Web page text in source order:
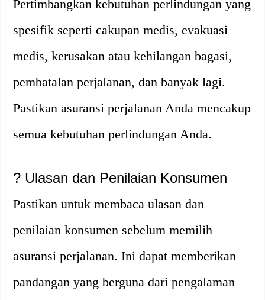
Pertimbangkan kebutuhan perlindungan yang
spesifik seperti cakupan medis, evakuasi
medis, kerusakan atau kehilangan bagasi,
pembatalan perjalanan, dan banyak lagi.
Pastikan asuransi perjalanan Anda mencakup
semua kebutuhan perlindungan Anda.
? Ulasan dan Penilaian Konsumen
Pastikan untuk membaca ulasan dan
penilaian konsumen sebelum memilih
asuransi perjalanan. Ini dapat memberikan
pandangan yang berguna dari pengalaman